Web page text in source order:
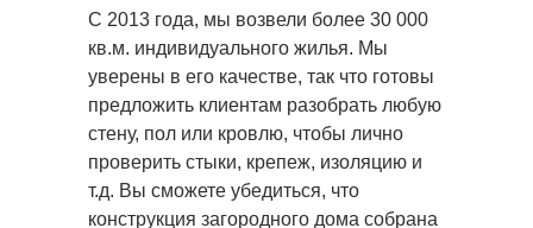
С 2013 года, мы возвели более 30 000
кв.м. индивидуального жилья. Мы
уверены в его качестве, так что готовы
предложить клиентам разобрать любую
стену, пол или кровлю, чтобы лично
проверить стыки, крепеж, изоляцию и
т.д. Вы сможете убедиться, что
конструкция загородного дома собрана